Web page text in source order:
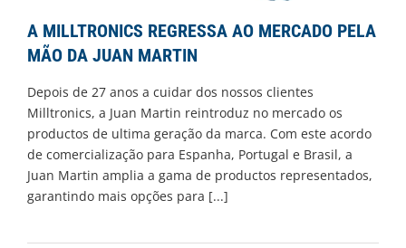
A MILLTRONICS REGRESSA AO MERCADO PELA
MÃO DA JUAN MARTIN
Depois de 27 anos a cuidar dos nossos clientes
Milltronics, a Juan Martin reintroduz no mercado os
productos de ultima geração da marca. Com este acordo
de comercialização para Espanha, Portugal e Brasil, a
Juan Martin amplia a gama de productos representados,
garantindo mais opções para [...]